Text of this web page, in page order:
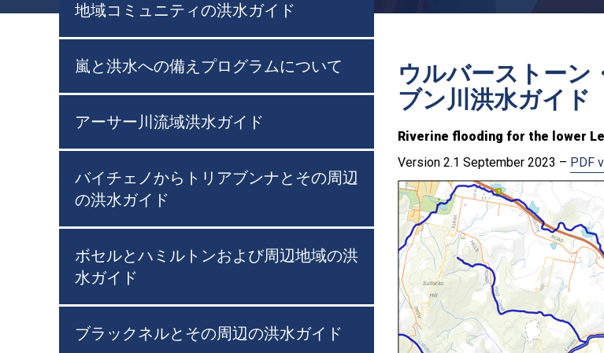
地域コミュニティの洪水ガイド
嵐と洪水への備えプログラムについて
アーサー川流域洪水ガイド
バイチェノからトリアブンナとその周辺
の洪水ガイド
ボセルとハミルトンおよび周辺地域の洪
水ガイド
ブラックネルとその周辺の洪水ガイド
ウルバーストーン
ブン川洪水ガイド
Riverine flooding for the lower
Version 2.1 September 2023 – PDF